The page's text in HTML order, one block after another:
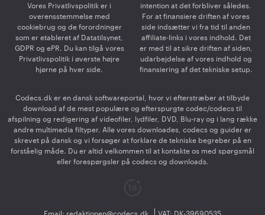
Vores Privatlivspolitik er i
overensstemmelse med
cookiebrug og de forordninger
som er etableret af Datatilsynet,
GDPR og ePR. Du kan tilgå vores
Privatlivspolitik i øverste højre
hjørne på hver side.
intention at det forbliver således.
For at finansiere driften af vores
side indsætter vi fra tid til anden
affiliate-links i vores indhold. Det
er med til at sikre driften af siden,
udarbejdelse af vores indhold og
finansiering af det tekniske setup.
Codecs.dk er en dansk softwareportal, hvor vi efterstræber at tilbyde
download af de mest populære og efterspurgte codec/codecs til
afspilning og redigering af videofiler, lydfiler, DVD, Blu-ray og i lang række
andre multimedia filtyper. Alle vores downloades, codecs og guider er
skrevet på dansk og vi forsøger at forklare de tekniske begreber på en
forståelig måde. Du er altid velkommen til at kontakte os med spørgsmål
eller forespørgsler på codecs og downloads.